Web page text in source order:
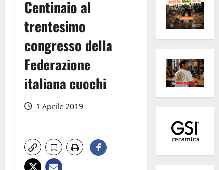
Centinaio al
trentesimo
congresso della
Federazione
italiana cuochi
1 Aprile 2019